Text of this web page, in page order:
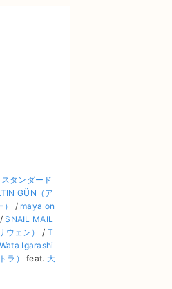
タンダード
GÜN（ア
/ maya on
/SNAIL MAIL
ェン） / T
Wata Igarashi
ラ） feat. 大